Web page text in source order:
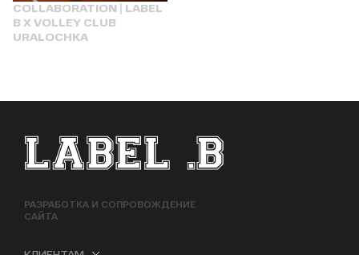
COLLABORATION | LABEL
B X VOLLEY CLUB
URALOCHKA
ФУТЕР САЙТА
РАЗРАБОТКА И СОПРОВОЖДЕНИЕ
САЙТА